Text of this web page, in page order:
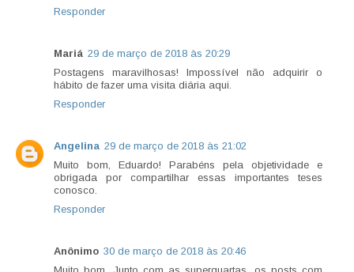
Responder
Mariá 29 de março de 2018 às 20:29
Postagens maravilhosas! Impossível não adquirir o
hábito de fazer uma visita diária aqui.
Responder
Angelina 29 de março de 2018 às 21:02
Muito bom, Eduardo! Parabéns pela objetividade e
obrigada por compartilhar essas importantes teses
conosco.
Responder
Anônimo 30 de março de 2018 às 20:46